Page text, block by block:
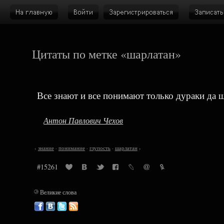
Цитаты по метке «шарлатан»
Все знают и все понимают только дураки да
Антон Павлович Чехов
‹ знание· понимание· глупость· шарлатан›
#15261
©Великие слова